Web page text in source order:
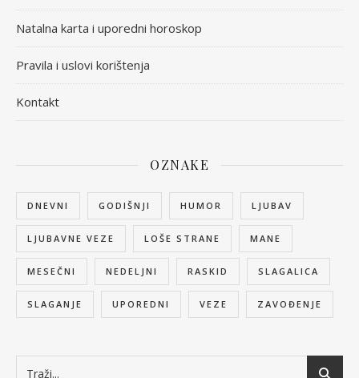
Natalna karta i uporedni horoskop
Pravila i uslovi korištenja
Kontakt
OZNAKE
DNEVNI GODIŠNJI HUMOR LJUBAV
LJUBAVNE VEZE LOŠE STRANE MANE
MESEČNI NEDELJNI RASKID SLAGALICA
SLAGANJE UPOREDNI VEZE ZAVOĐENJE